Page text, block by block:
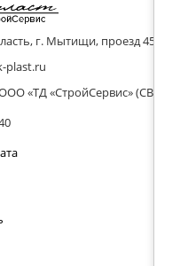
г. Мытищи, проезд 4536
plast.ru
«ТД «СтройСервис» (СВК)